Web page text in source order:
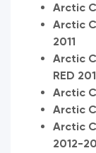
Arctic
Arctic
2011
Arctic
RED
Arctic
Arctic
Arctic
2012-